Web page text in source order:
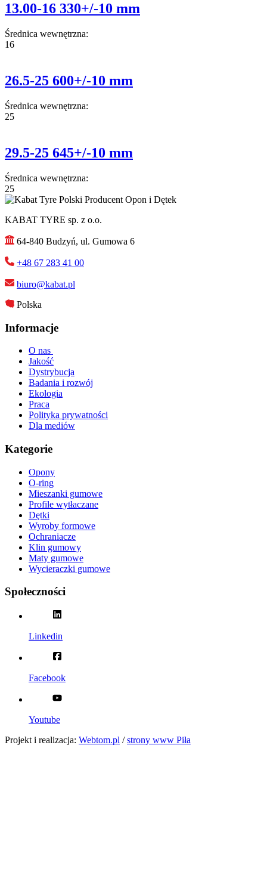
13.00-16 330+/-10 mm
Średnica wewnętrzna:
16
26.5-25 600+/-10 mm
Średnica wewnętrzna:
25
29.5-25 645+/-10 mm
Średnica wewnętrzna:
25
KABAT TYRE sp. z o.o.
64-840 Budzyń, ul. Gumowa 6
+48 67 283 41 00
biuro@kabat.pl
Polska
Informacje
O nas
Jakość
Dystrybucja
Badania i rozwój
Ekologia
Praca
Polityka prywatności
Dla mediów
Kategorie
Opony
O-ring
Mieszanki gumowe
Profile wytłaczane
Dętki
Wyroby formowe
Ochraniacze
Klin gumowy
Maty gumowe
Wycieraczki gumowe
Społeczności
Linkedin
Facebook
Youtube
Projekt i realizacja: Webtom.pl / strony www Piła